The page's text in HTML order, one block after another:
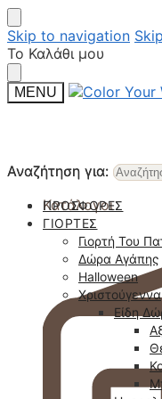
Skip to navigation
Το Καλάθι μου
MENU
Αναζήτηση για:
Κατάλογοι
Αναζήτηση για:
ΠΡΟΣΦΟΡΈΣ
ΓΙΟΡΤΈΣ
Γιορτή Του
Δώρα Αγάπης
Halloween
Χριστούγεννα
Είδη